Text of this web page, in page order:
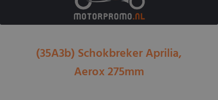
(35A3b) Schokbreker Aprilia,
Aerox 275mm